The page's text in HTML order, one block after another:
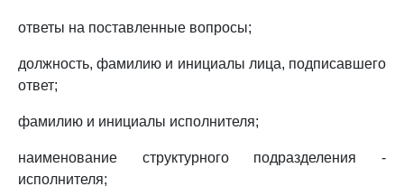
ответы на поставленные вопросы;
должность, фамилию и инициалы лица, подписавшего
ответ;
фамилию и инициалы исполнителя;
наименование структурного подразделения -
исполнителя;